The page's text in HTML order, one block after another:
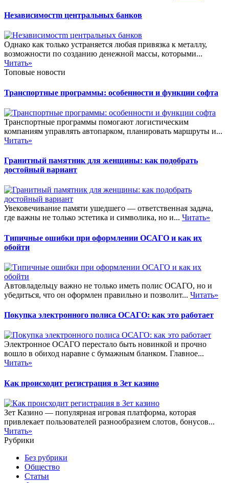
Независимостm центральных банков
Однако как только устраняется любая привязка к металлу,
возможности по созданию денежной массы, которыми...
Читать»
Топовые новости
Транспортные программы: особенности и функции софта
Транспортные программы помогают логистическим
компаниям управлять автопарком, планировать маршруты и...
Читать»
Гранитный памятник для женщины: как подобрать
достойный вариант
Увековечивание памяти ушедшего — ответственная задача,
где важны не только эстетика и символика, но и... Читать»
Типичные ошибки при оформлении ОСАГО и как их
обойти
Автовладельцу важно не только иметь полис ОСАГО, но и
убедиться, что он оформлен правильно и позволит... Читать»
Покупка электронного полиса ОСАГО: как это работает
Электронное ОСАГО перестало быть новинкой и прочно
вошло в обиход наравне с бумажным бланком. Главное...
Читать»
Как происходит регистрация в Зет казино
Зет Казино — популярная игровая платформа, которая
привлекает пользователей разнообразием слотов, бонусов...
Читать»
Рубрики
Без рубрики
Общество
Статьи